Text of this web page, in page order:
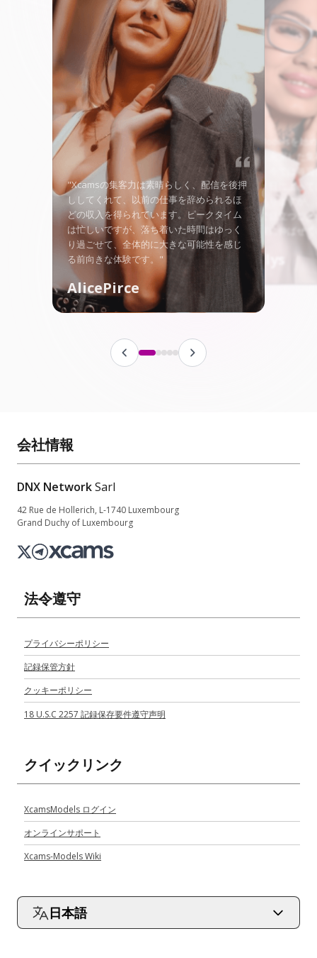
"Xcamsの集客力は素晴らしく、配信を後押
ししてくれて、以前の仕事を辞められるほ
どの収入を得られています。ピークタイム
は忙しいですが、落ち着いた時間はゆっく
り過ごせて、全体的に大きな可能性を感じ
る前向きな体験です。"
AlicePirce
"Xcams-Modelsを始
でしたが、充実した
き込まれ、今では毎
ています。日によっ
いこともありますが
のおかげで目立つこ
ン層を着実に伸ばせ
Angellys
会社情報
DNX NetworkSarl
42 Rue de Hollerich, L-1740 Luxembourg
Grand Duchy of Luxembourg
法令遵守
プライバシーポリシー
記録保管方針
クッキーポリシー
18 U.S.C 2257 記録保存要件遵守声明
クイックリンク
XcamsModels ログイン
オンラインサポート
Xcams-Models Wiki
日本語